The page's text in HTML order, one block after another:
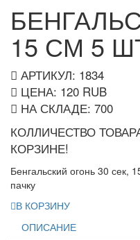
15 СМ 5
АРТИКУЛ: 1834
ЦЕНА: 120 RUB
НА СКЛАДЕ: 700
КОЛЛИЧЕСТВО
КОРЗИНЕ!
Бенгальский огонь 30 сек,
пачку
В КОРЗИНУ
ОПИСАНИЕ